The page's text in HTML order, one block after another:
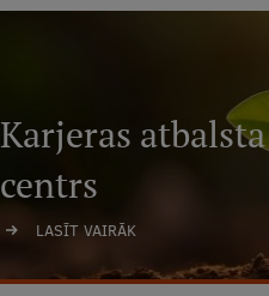
Karjeras
centrs
LASĪT VAIRĀK